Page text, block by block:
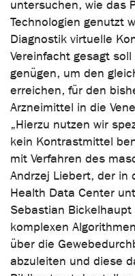
untersuchen, wie das
Technologien genutzt
Diagnostik virtuelle
Vereinfacht gesagt
genügen, um den
erreichen, für den
Arzneimittel in die
„Hierzu nutzen wir
kein Kontrastmittel
mit Verfahren des
Andrzej Liebert, der in
Health Data Center
Sebastian
komplexen
über die
abzuleiten und diese